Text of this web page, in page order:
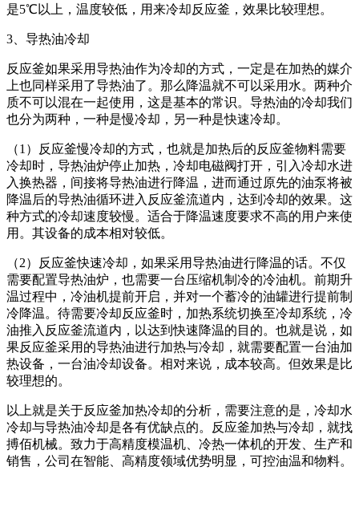
是5℃以上，温度较低，用来冷却反应釜，效果比较理想。
3、导热油冷却
反应釜如果采用导热油作为冷却的方式，一定是在加热的媒介
上也同样采用了导热油了。那么降温就不可以采用水。两种介
质不可以混在一起使用，这是基本的常识。导热油的冷却我们
也分为两种，一种是慢冷却，另一种是快速冷却。
（1）反应釜慢冷却的方式，也就是加热后的反应釜物料需要
冷却时，导热油炉停止加热，冷却电磁阀打开，引入冷却水进
入换热器，间接将导热油进行降温，进而通过原先的油泵将被
降温后的导热油循环进入反应釜流道内，达到冷却的效果。这
种方式的冷却速度较慢。适合于降温速度要求不高的用户来使
用。其设备的成本相对较低。
（2）反应釜快速冷却，如果采用导热油进行降温的话。不仅
需要配置导热油炉，也需要一台压缩机制冷的冷油机。前期升
温过程中，冷油机提前开启，并对一个蓄冷的油罐进行提前制
冷降温。待需要冷却反应釜时，加热系统切换至冷却系统，冷
油推入反应釜流道内，以达到快速降温的目的。也就是说，如
果反应釜采用的导热油进行加热与冷却，就需要配置一台油加
热设备，一台油冷却设备。相对来说，成本较高。但效果是比
较理想的。
以上就是关于反应釜加热冷却的分析，需要注意的是，冷却水
冷却与导热油冷却是各有优缺点的。反应釜加热与冷却，就找
搏佰机械。致力于高精度模温机、冷热一体机的开发、生产和
销售，公司在智能、高精度领域优势明显，可控油温和物料。